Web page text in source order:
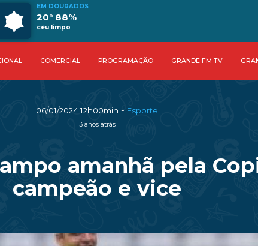
EM DOURADOS
20° 88%
céu limpo
COMERCIAL PROGRAMAÇÃO GRANDE FM TV
06/01/2024 12h00min - Esporte
3 anos atrás
amanhã pela
campeão e vice